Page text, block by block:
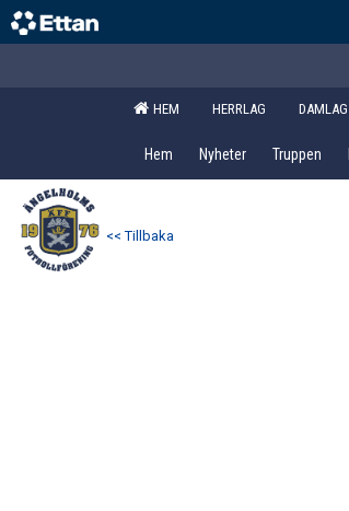
HEM HERRLAG DAMLAG
Hem Nyheter Truppen
<< Tillbaka